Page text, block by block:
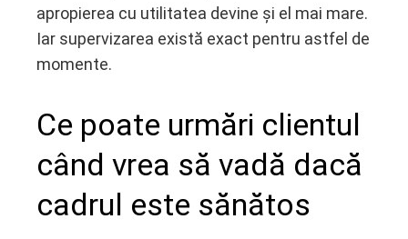
apropierea cu utilitatea devine și el mai mare.
Iar supervizarea există exact pentru astfel de
momente.
Ce poate urmări clientul
când vrea să vadă dacă
cadrul este sănătos